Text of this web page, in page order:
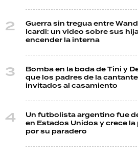
Guerra sin tregua entre
Icardi: un video sobre sus
encender la interna
Bomba en la boda de Tini y
que los padres de la
invitados al casamiento
Un futbolista argentino fue
en Estados Unidos y crece
por su paradero